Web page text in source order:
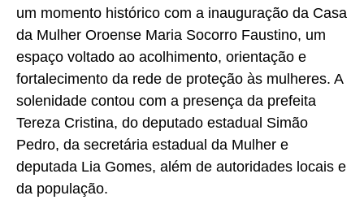
um momento histórico com a inauguração da Casa
da Mulher Oroense Maria Socorro Faustino, um
espaço voltado ao acolhimento, orientação e
fortalecimento da rede de proteção às mulheres. A
solenidade contou com a presença da prefeita
Tereza Cristina, do deputado estadual Simão
Pedro, da secretária estadual da Mulher e
deputada Lia Gomes, além de autoridades locais e
da população.